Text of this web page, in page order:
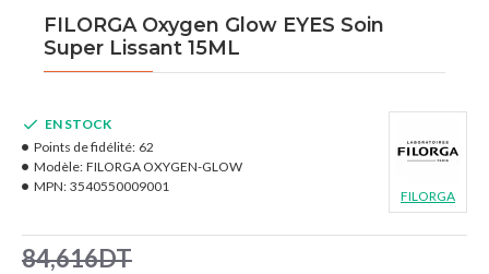
FILORGA Oxygen Glow EYES Soin
Super Lissant 15ML
84,616DT
EN STOCK
Points de fidélité: 62
Modèle: FILORGA OXYGEN-GLOW
MPN: 3540550009001
FILORGA